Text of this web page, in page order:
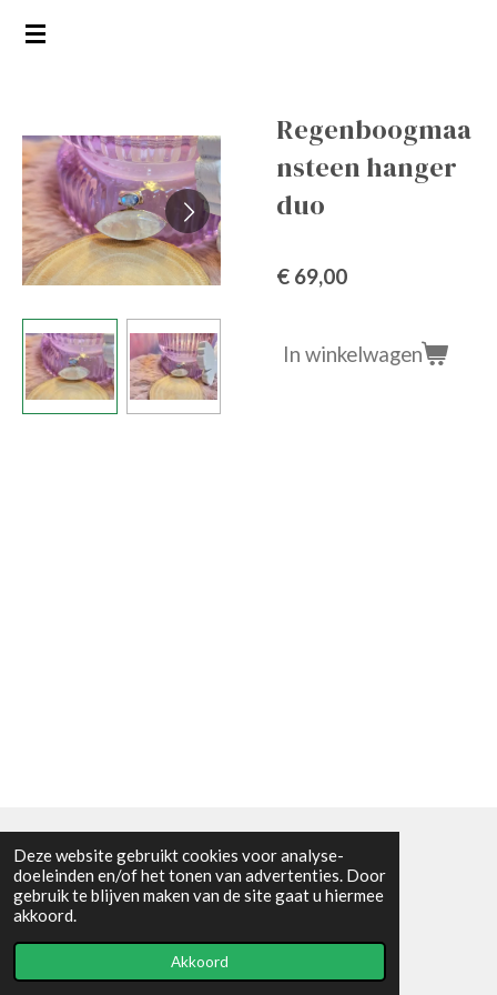
Deze website gebruikt cookies voor analyse-
doeleinden en/of het tonen van advertenties. Door
gebruik te blijven maken van de site gaat u hiermee
akkoord.
Akkoord
Ga
hoofdinhoud
Regenboogmaa
nsteen hanger
duo
€ 69,00
In winkelwagen
Algemene voorwaarden
© 2021 - RC en mineralenshop Het vlinderpad